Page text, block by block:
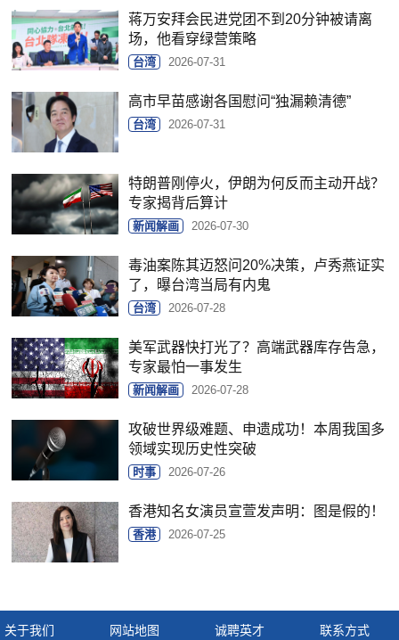
蒋万安拜会民进党团不到20分钟被请离
场，他看穿绿营策略
台湾 2026-07-31
高市早苗感谢各国慰问“独漏赖清德”
台湾 2026-07-31
特朗普刚停火，伊朗为何反而主动开战？
专家揭背后算计
新闻解画 2026-07-30
毒油案陈其迈怒问20%决策，卢秀燕证实
了，曝台湾当局有内鬼
台湾 2026-07-28
美军武器快打光了？高端武器库存告急，
专家最怕一事发生
新闻解画 2026-07-28
攻破世界级难题、申遗成功！本周我国多
领域实现历史性突破
时事 2026-07-26
香港知名女演员宣萱发声明：图是假的！
香港 2026-07-25
关于我们 网站地图 诚聘英才 联系方式